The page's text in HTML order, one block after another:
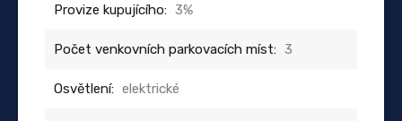
Provize kupujícího: 3%
Počet venkovních parkovacích míst: 3
Osvětlení: elektrické